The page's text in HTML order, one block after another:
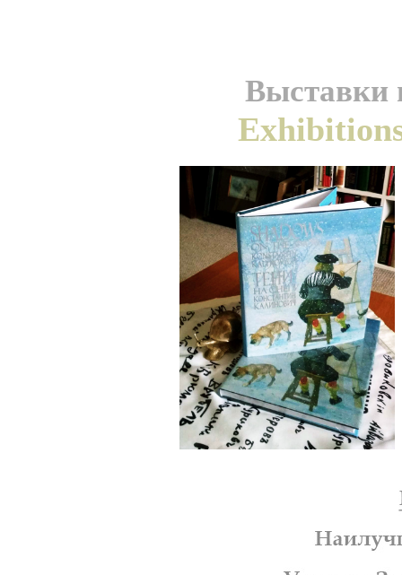
Выставки